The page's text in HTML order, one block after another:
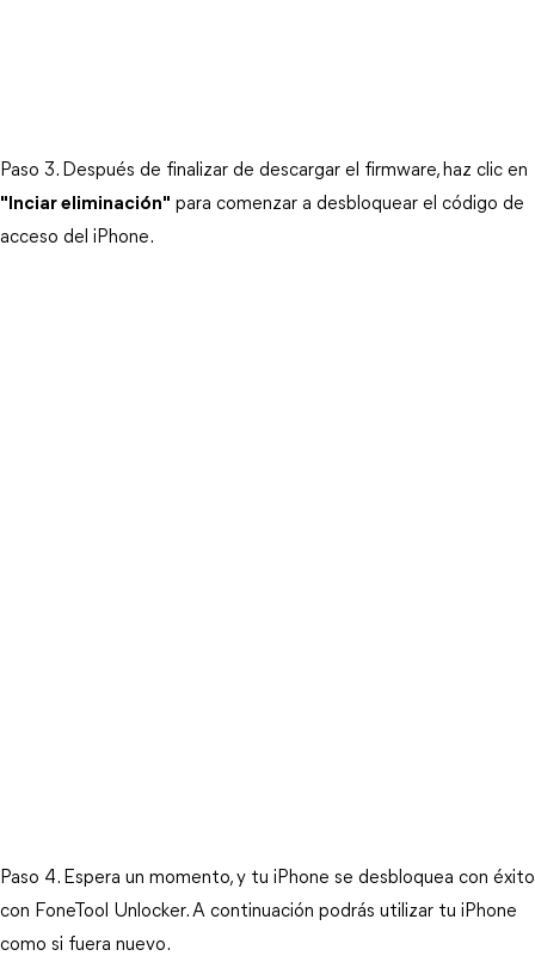
Paso 3. Después de finalizar de descargar el firmware, haz clic en
"Inciar eliminación" para comenzar a desbloquear el código de
acceso del iPhone.
Paso 4. Espera un momento, y tu iPhone se desbloquea con éxito
con FoneTool Unlocker. A continuación podrás utilizar tu iPhone
como si fuera nuevo.